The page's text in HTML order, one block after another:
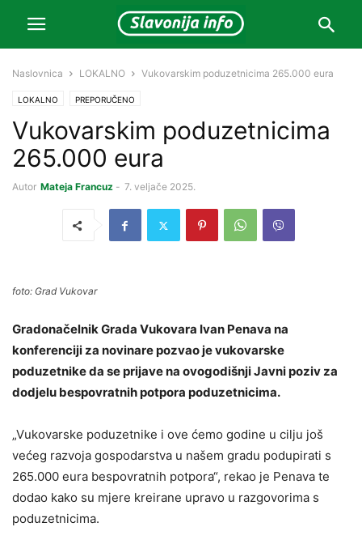
Naslovnica LOKALNO Vukovarskim poduzetnicima 265.000 eura
LOKALNO PREPORUČENO
Vukovarskim poduzetnicima
265.000 eura
Autor Mateja Francuz - 7. veljače 2025.
foto: Grad Vukovar
Gradonačelnik Grada Vukovara Ivan Penava na
konferenciji za novinare pozvao je vukovarske
poduzetnike da se prijave na ovogodišnji Javni poziv za
dodjelu bespovratnih potpora poduzetnicima.
„Vukovarske poduzetnike i ove ćemo godine u cilju još
većeg razvoja gospodarstva u našem gradu podupirati s
265.000 eura bespovratnih potpora“, rekao je Penava te
dodao kako su mjere kreirane upravo u razgovorima s
poduzetnicima.